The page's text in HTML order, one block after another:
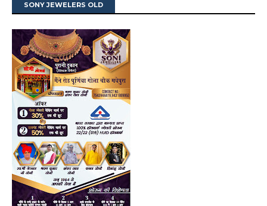
SONY JEWELERS OLD